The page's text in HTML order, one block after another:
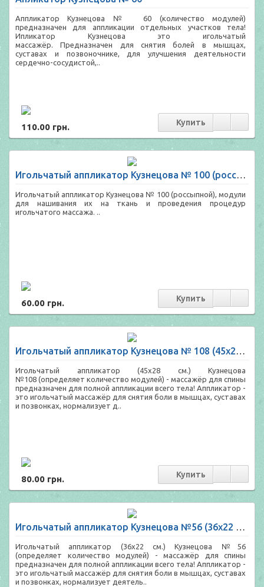
110.00 грн.
Аппликатор Кузнецова № 60 (количество модулей)
предназначен для аппликации отдельных участков тела!
Ипликатор Кузнецова это игольчатый
массажёр. Предназначен для снятия болей в мышцах,
суставах и позвоночнике, для улучшения деятельности
сердечно-сосудистой,..
60.00 грн.
Игольчатый аппликатор Кузнецова № 100 (россыпной)
Игольчатый аппликатор Кузнецова № 100 (россыпной), модули
для нашивания их на ткань и проведения процедур
игольчатого массажа. ..
80.00 грн.
Игольчатый аппликатор Кузнецова № 108 (45х28 см.)
Игольчатый аппликатор (45х28 см.) Кузнецова
№108 (определяет количество модулей) - массажёр для спины
предназначен для полной аппликации всего тела! Аппликатор -
это игольчатый массажёр для снятия боли в мышцах, суставах
и позвонках, нормализует д..
Игольчатый аппликатор Кузнецова №56 (36х22 см.)
Игольчатый аппликатор (36х22 см.) Кузнецова №56
(определяет количество модулей) - массажёр для спины
предназначен для полной аппликации всего тела! Аппликатор -
это игольчатый массажёр для снятия боли в мышцах, суставах
и позвонках, нормализует деятель..